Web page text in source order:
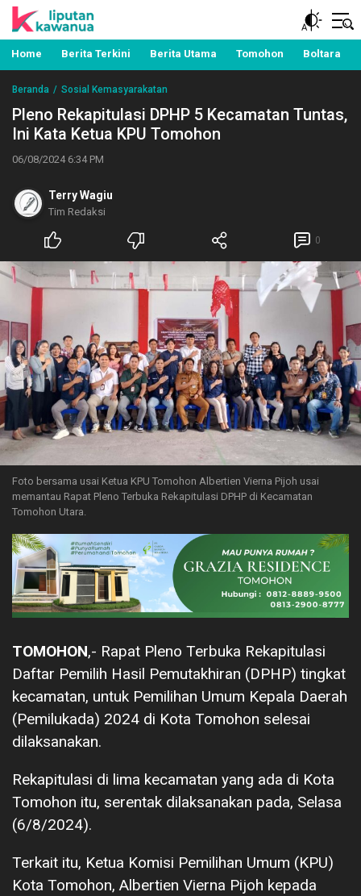
Liputan Kawanua
Berita Manado, Sulawesi Utara, Kawanua, Politik,
Pemerintahan, Hukum Kriminal dan Nasional
Home Berita Terkini Berita Utama Tomohon Boltara
Beranda Sosial Kemasyarakatan
Pleno Rekapitulasi DPHP 5 Kecamatan Tuntas,
Ini Kata Ketua KPU Tomohon
06/08/2024 6:34 PM
Terry Wagiu
Tim Redaksi
0
Foto bersama usai Ketua KPU Tomohon Albertien Vierna Pijoh usai
memantau Rapat Pleno Terbuka Rekapitulasi DPHP di Kecamatan
Tomohon Utara.
TOMOHON,- Rapat Pleno Terbuka Rekapitulasi
Daftar Pemilih Hasil Pemutakhiran (DPHP) tingkat
kecamatan, untuk Pemilihan Umum Kepala Daerah
(Pemilukada) 2024 di Kota Tomohon selesai
dilaksanakan.
Rekapitulasi di lima kecamatan yang ada di Kota
Tomohon itu, serentak dilaksanakan pada, Selasa
(6/8/2024).
Terkait itu, Ketua Komisi Pemilihan Umum (KPU)
Kota Tomohon, Albertien Vierna Pijoh kepada